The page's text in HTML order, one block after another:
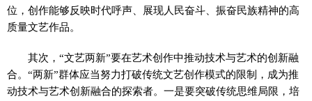
位，创作能够反映时代呼声、展现人民奋斗、振奋民族精神的高
质量文艺作品。
其次，“文艺两新”要在艺术创作中推动技术与艺术的创新融
合。“两新”群体应当努力打破传统文艺创作模式的限制，成为推
动技术与艺术创新融合的探索者。一是要突破传统思维局限，培